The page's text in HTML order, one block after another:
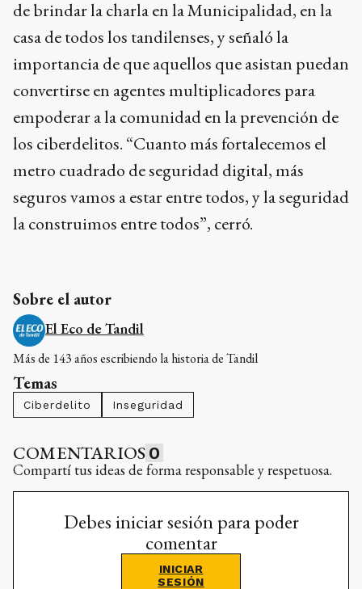
de brindar la charla en la Municipalidad, en la
casa de todos los tandilenses, y señaló la
importancia de que aquellos que asistan puedan
convertirse en agentes multiplicadores para
empoderar a la comunidad en la prevención de
los ciberdelitos. “Cuanto más fortalecemos el
metro cuadrado de seguridad digital, más
seguros vamos a estar entre todos, y la seguridad
la construimos entre todos”, cerró.
Sobre el autor
El Eco de Tandil
Más de 143 años escribiendo la historia de Tandil
Temas
Ciberdelito Inseguridad
COMENTARIOS 0
Compartí tus ideas de forma responsable y respetuosa.
Debes iniciar sesión para poder
comentar
INICIAR
SESIÓN